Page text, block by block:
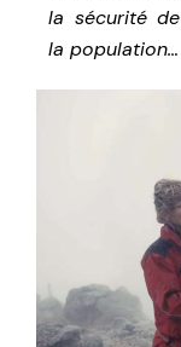
la sécurité de
la population…